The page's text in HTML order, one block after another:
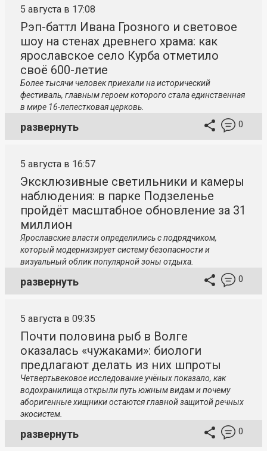
5 августа в 17:08
Рэп-баттл Ивана Грозного и световое
шоу на стенах древнего храма: как
ярославское село Курба отметило
своё 600-летие
Более тысячи человек приехали на исторический
фестиваль, главным героем которого стала единственная
в мире 16-лепестковая церковь.
развернуть 0
5 августа в 16:57
Эксклюзивные светильники и камеры
наблюдения: в парке Подзеленье
пройдёт масштабное обновление за 31
миллион
Ярославские власти определились с подрядчиком,
который модернизирует систему безопасности и
визуальный облик популярной зоны отдыха.
развернуть 0
5 августа в 09:35
Почти половина рыб в Волге
оказалась «чужаками»: биологи
предлагают делать из них шпроты
Четвертьвековое исследование учёных показало, как
водохранилища открыли путь южным видам и почему
аборигенные хищники остаются главной защитой речных
экосистем.
развернуть 0